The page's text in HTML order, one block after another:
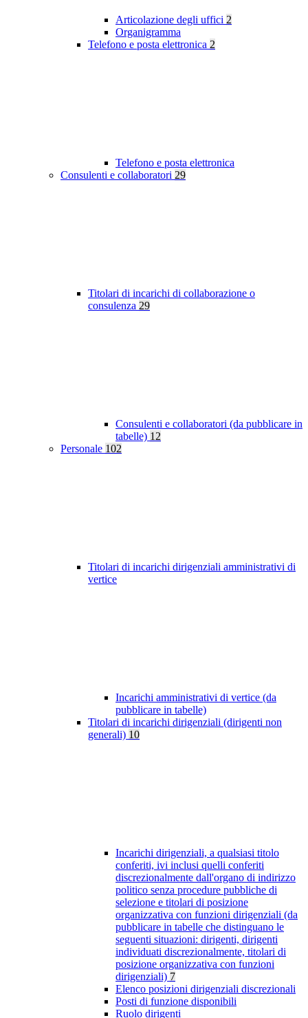
Articolazione degli uffici 2
Organigramma
Telefono e posta elettronica 2
Telefono e posta elettronica
Consulenti e collaboratori 29
Titolari di incarichi di collaborazione o
consulenza 29
Consulenti e collaboratori (da pubblicare in
tabelle) 12
Personale 102
Titolari di incarichi dirigenziali amministrativi di
vertice
Incarichi amministrativi di vertice (da
pubblicare in tabelle)
Titolari di incarichi dirigenziali (dirigenti non
generali) 10
Incarichi dirigenziali, a qualsiasi titolo
conferiti, ivi inclusi quelli conferiti
discrezionalmente dall'organo di indirizzo
politico senza procedure pubbliche di
selezione e titolari di posizione
organizzativa con funzioni dirigenziali (da
pubblicare in tabelle che distinguano le
seguenti situazioni: dirigenti, dirigenti
individuati discrezionalmente, titolari di
posizione organizzativa con funzioni
dirigenziali) 7
Elenco posizioni dirigenziali discrezionali
Posti di funzione disponibili
Ruolo dirigenti